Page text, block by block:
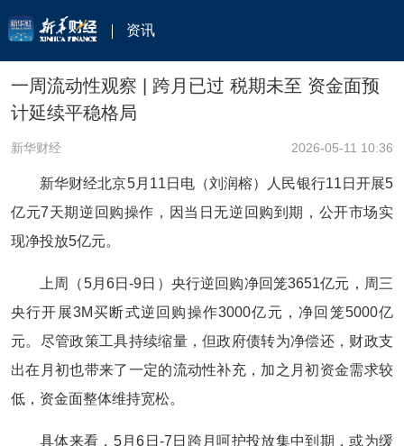
资讯
一周流动性观察 | 跨月已过 税期未至 资金面预
计延续平稳格局
新华财经 2026-05-11 10:36
新华财经北京5月11日电（刘润榕）人民银行11日开展5
亿元7天期逆回购操作，因当日无逆回购到期，公开市场实
现净投放5亿元。
上周（5月6日-9日）央行逆回购净回笼3651亿元，周三
央行开展3M买断式逆回购操作3000亿元，净回笼5000亿
元。尽管政策工具持续缩量，但政府债转为净偿还，财政支
出在月初也带来了一定的流动性补充，加之月初资金需求较
低，资金面整体维持宽松。
具体来看，5月6日-7日跨月呵护投放集中到期，或为缓